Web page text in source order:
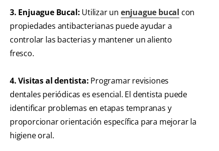
3. Enjuague Bucal: Utilizar un enjuague bucal con
propiedades antibacterianas puede ayudar a
controlar las bacterias y mantener un aliento
fresco.
4. Visitas al dentista: Programar revisiones
dentales periódicas es esencial. El dentista puede
identificar problemas en etapas tempranas y
proporcionar orientación específica para mejorar la
higiene oral.